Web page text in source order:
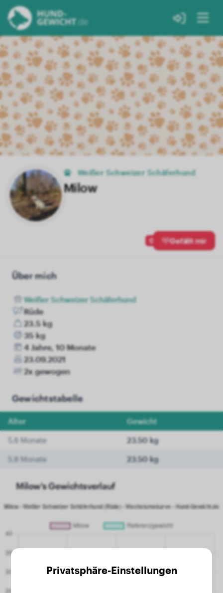
Weißer Schweizer Schäferhund
Milow
0 Gefällt mir
Über mich
Weißer Schweizer Schäferhund
Rüde
23.5 kg
35 kg
4 Jahre, 10 Monate
23.09.2021
2x gewogen
Gewichtstabelle
Alter Gewicht
5.8 Monate 23.50 kg
5.8 Monate 23.50 kg
Milow's Gewichtsverlauf
Privatsphäre-Einstellungen